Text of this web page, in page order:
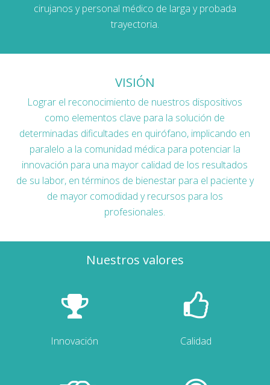
cirujanos y personal médico de larga y probada
trayectoria.
VISIÓN
Lograr el reconocimiento de nuestros dispositivos
como elementos clave para la solución de
determinadas dificultades en quirófano, implicando en
paralelo a la comunidad médica para potenciar la
innovación para una mayor calidad de los resultados
de su labor, en términos de bienestar para el paciente y
de mayor comodidad y recursos para los
profesionales.
Nuestros valores
Innovación Calidad